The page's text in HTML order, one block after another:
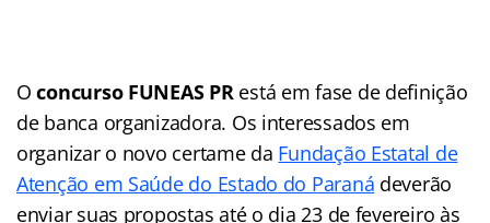
Oconcurso FUNEAS PRestá em fase de definição
de banca organizadora. Os interessados em
organizar o novo certame da Fundação Estatal de
Atenção em Saúde do Estado do Paraná deverão
enviar suas propostas até o dia 23 de fevereiro às